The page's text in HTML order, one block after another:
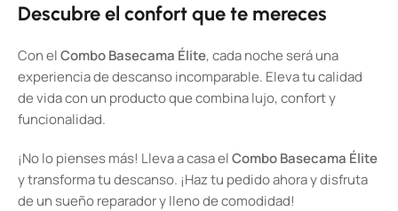
Descubre el confort que te mereces
Con elCombo Basecama Élite, cada noche será una
experiencia de descanso incomparable. Eleva tu calidad
de vida con un producto que combina lujo, confort y
funcionalidad.
¡No lo pienses más! Lleva a casa elCombo Basecama Élite
y transforma tu descanso. ¡Haz tu pedido ahora y disfruta
de un sueño reparador y lleno de comodidad!